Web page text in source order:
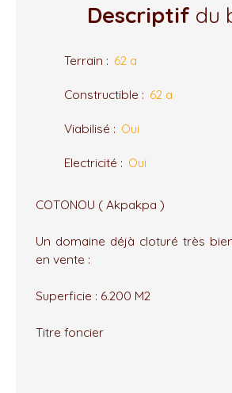
Descriptif du
Terrain : 62 a
Constructible : 62 a
Viabilisé : Oui
Electricité : Oui
COTONOU ( Akpakpa )
Un domaine déjà cloturé très
en vente :
Superficie : 6.200 M2
Titre foncier